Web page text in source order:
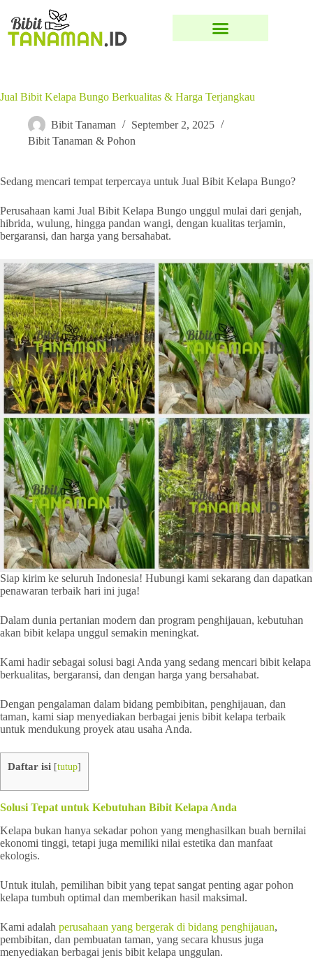
Jual Bibit Kelapa Bungo Berkualitas & Harga Terjangkau
Bibit Tanaman
September 2, 2025
Bibit Tanaman & Pohon
Sedang mencari tempat terpercaya untuk Jual Bibit Kelapa Bungo?
Perusahaan kami Jual Bibit Kelapa Bungo unggul mulai dari genjah,
hibrida, wulung, hingga pandan wangi, dengan kualitas terjamin,
bergaransi, dan harga yang bersahabat.
Siap kirim ke seluruh Indonesia! Hubungi kami sekarang dan dapatkan
penawaran terbaik hari ini juga!
Dalam dunia pertanian modern dan program penghijauan, kebutuhan
akan bibit kelapa unggul semakin meningkat.
Kami hadir sebagai solusi bagi Anda yang sedang mencari bibit kelapa
berkualitas, bergaransi, dan dengan harga yang bersahabat.
Dengan pengalaman dalam bidang pembibitan, penghijauan, dan
taman, kami siap menyediakan berbagai jenis bibit kelapa terbaik
untuk mendukung proyek atau usaha Anda.
Daftar isi [tutup]
Solusi Tepat untuk Kebutuhan Bibit Kelapa Anda
Kelapa bukan hanya sekadar pohon yang menghasilkan buah bernilai
ekonomi tinggi, tetapi juga memiliki nilai estetika dan manfaat
ekologis.
Untuk itulah, pemilihan bibit yang tepat sangat penting agar pohon
kelapa tumbuh optimal dan memberikan hasil maksimal.
Kami adalah perusahaan yang bergerak di bidang penghijauan,
pembibitan, dan pembuatan taman, yang secara khusus juga
menyediakan berbagai jenis bibit kelapa unggulan.